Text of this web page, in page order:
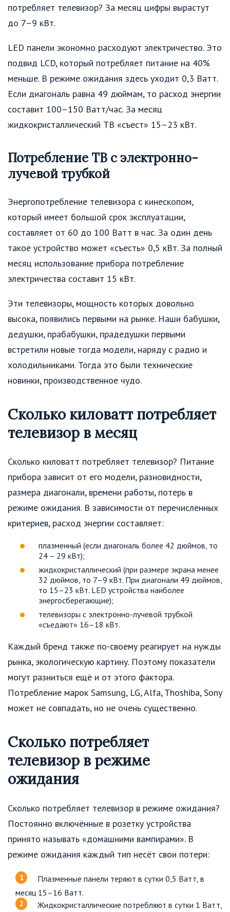
потребляет телевизор? За месяц цифры вырастут
до 7–9 кВт.
LED панели экономно расходуют электричество. Это
подвид LCD, который потребляет питание на 40%
меньше. В режиме ожидания здесь уходит 0,3 Ватт.
Если диагональ равна 49 дюймам, то расход энергии
составит 100–150 Ватт/час. За месяц
жидкокристаллический ТВ «съест» 15–23 кВт.
Потребление ТВ с электронно-
лучевой трубкой
Энергопотребление телевизора с кинескопом,
который имеет большой срок эксплуатации,
составляет от 60 до 100 Ватт в час. За один день
такое устройство может «съесть» 0,5 кВт. За полный
месяц использование прибора потребление
электричества составит 15 кВт.
Эти телевизоры, мощность которых довольно
высока, появились первыми на рынке. Наши бабушки,
дедушки, прабабушки, прадедушки первыми
встретили новые тогда модели, наряду с радио и
холодильниками. Тогда это были технические
новинки, производственное чудо.
Сколько киловатт потребляет
телевизор в месяц
Сколько киловатт потребляет телевизор? Питание
прибора зависит от его модели, разновидности,
размера диагонали, времени работы, потерь в
режиме ожидания. В зависимости от перечисленных
критериев, расход энергии составляет:
плазменный (если диагональ более 42 дюймов, то
24 – 29 кВт);
жидкокристаллический (при размере экрана менее
32 дюймов, то 7–9 кВт. При диагонали 49 дюймов,
то 15–23 кВт. LED устройства наиболее
энергосберегающие);
телевизоры с электронно-лучевой трубкой
«съедают» 16–18 кВт.
Каждый бренд также по-своему реагирует на нужды
рынка, экологическую картину. Поэтому показатели
могут разниться ещё и от этого фактора.
Потребление марок Samsung, LG, Alfa, Thoshiba, Sony
может не совпадать, но не очень существенно.
Сколько потребляет
телевизор в режиме
ожидания
Сколько потребляет телевизор в режиме ожидания?
Постоянно включённые в розетку устройства
принято называть «домашними вампирами». В
режиме ожидания каждый тип несёт свои потери:
Плазменные панели теряют в сутки 0,5 Ватт, в
месяц 15–16 Ватт.
Жидкокристаллические потребляют в сутки 1 Ватт,